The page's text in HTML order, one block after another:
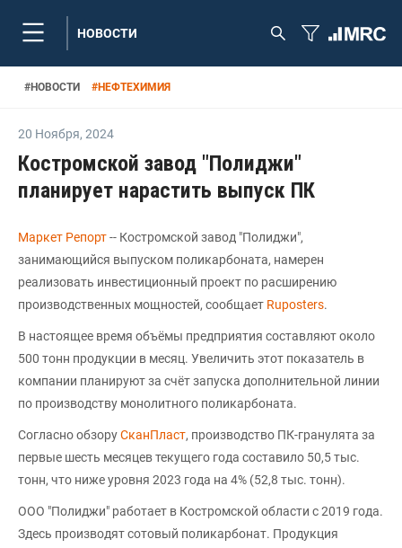
НОВОСТИ
#НОВОСТИ #НЕФТЕХИМИЯ
20 Ноября, 2024
Костромской завод "Полиджи"
планирует нарастить выпуск ПК
Маркет Репорт-- Костромской завод "Полиджи",
занимающийся выпуском поликарбоната, намерен
реализовать инвестиционный проект по расширению
производственных мощностей, сообщает Ruposters.
В настоящее время объёмы предприятия составляют около
500 тонн продукции в месяц. Увеличить этот показатель в
компании планируют за счёт запуска дополнительной линии
по производству монолитного поликарбоната.
Согласно обзоруСканПласт, производство ПК-гранулята за
первые шесть месяцев текущего года составило 50,5 тыс.
тонн, что ниже уровня 2023 года на 4% (52,8 тыс. тонн).
ООО "Полиджи" работает в Костромской области с 2019 года.
Здесь производят сотовый поликарбонат. Продукция